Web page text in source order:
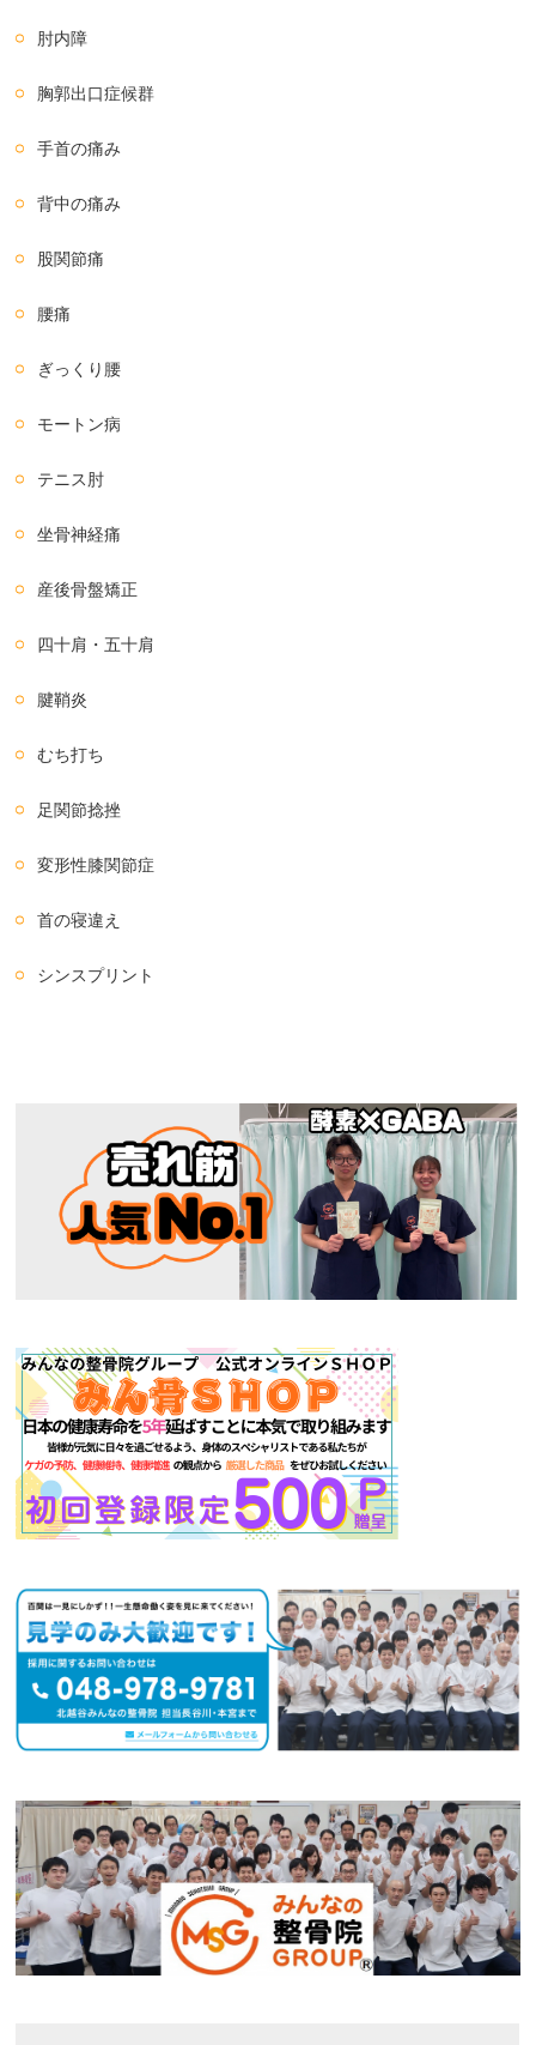
肘内障
胸郭出口症候群
手首の痛み
背中の痛み
股関節痛
腰痛
ぎっくり腰
モートン病
テニス肘
坐骨神経痛
産後骨盤矯正
四十肩・五十肩
腱鞘炎
むち打ち
足関節捻挫
変形性膝関節症
首の寝違え
シンスプリント